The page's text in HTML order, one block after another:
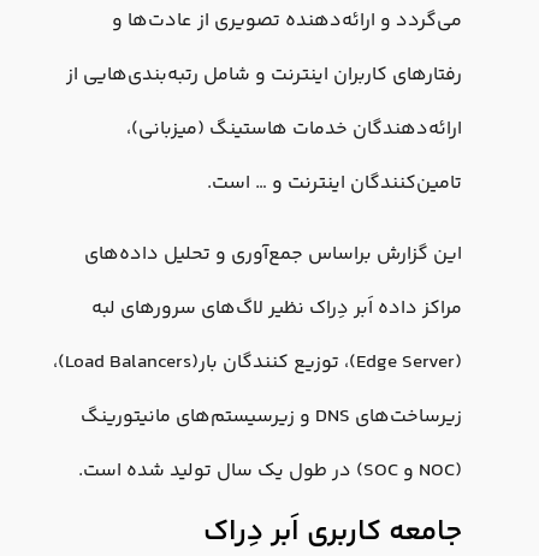
می‌گردد و ارائه‌دهنده تصویری از عادت‌ها و
رفتارهای کاربران اینترنت و شامل رتبه‌بندی‌‌هایی از
ارائه‌دهندگان خدمات هاستینگ (میزبانی)،
تامین‌کنندگان اینترنت و … است.
این گزارش براساس جمع‌آوری و تحلیل داده‌های
مراکز داده اَبر دِراک نظیر لاگ‌های سرورهای لب­ه
(Edge Server)، توزیع کنندگان بار(Load Balancers)،
زیرساخت‌­­های DNS و زیرسیستم‌های مانیتورینگ
(NOC و SOC) در طول یک سال تولید شده است.
جامعه کاربری اَبر دِراک